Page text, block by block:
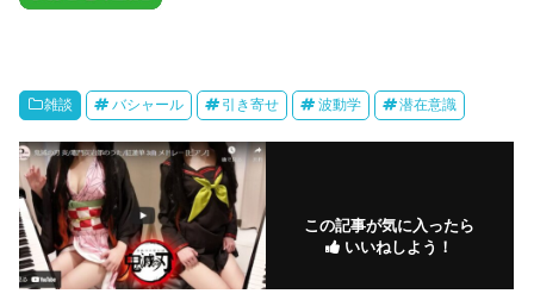
雑談 バシャール 引き寄せ 波動学 潜在意識
この記事が気に入ったら
いいねしよう！